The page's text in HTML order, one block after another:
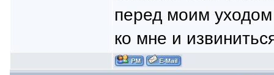
перед моим
ко мне и